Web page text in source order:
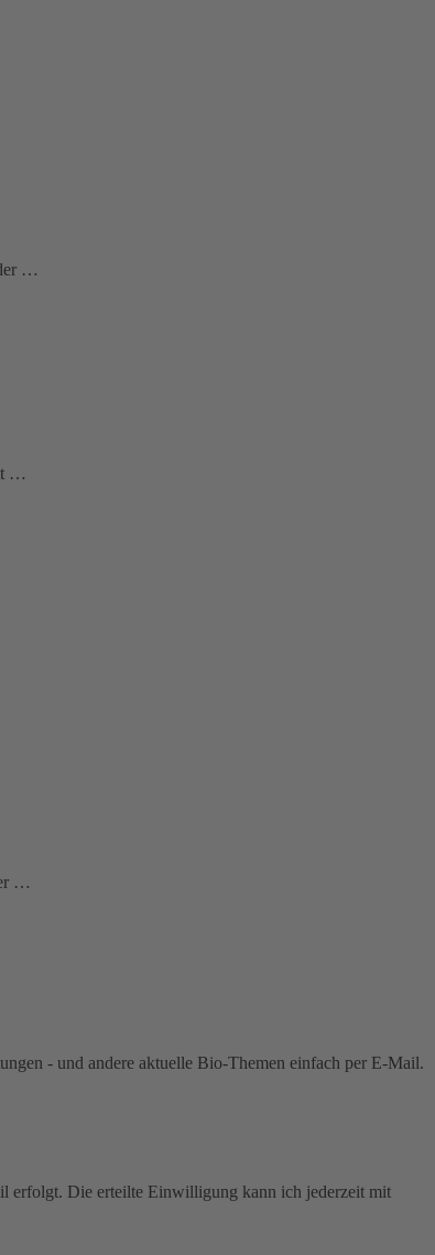
…
…
…
- und andere aktuelle Bio-Themen einfach per E-Mail.
erfolgt. Die erteilte Einwilligung kann ich jederzeit mit